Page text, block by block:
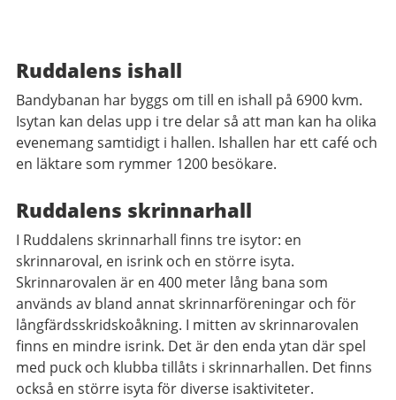
Ruddalens ishall
Bandybanan har byggs om till en ishall på 6900 kvm.
Isytan kan delas upp i tre delar så att man kan ha olika
evenemang samtidigt i hallen. Ishallen har ett café och
en läktare som rymmer 1200 besökare.
Ruddalens skrinnarhall
I Ruddalens skrinnarhall finns tre isytor: en
skrinnaroval, en isrink och en större isyta.
Skrinnarovalen är en 400 meter lång bana som
används av bland annat skrinnarföreningar och för
långfärdsskridskoåkning. I mitten av skrinnarovalen
finns en mindre isrink. Det är den enda ytan där spel
med puck och klubba tillåts i skrinnarhallen. Det finns
också en större isyta för diverse isaktiviteter.